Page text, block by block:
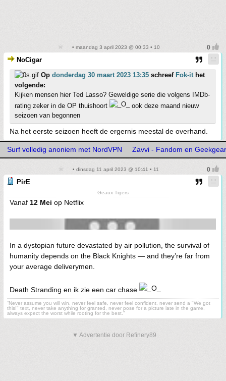
• maandag 3 april 2023 @ 00:33 • 10
NoCigar
Op donderdag 30 maart 2023 13:35 schreef Fok-it het
volgende:
Kijken mensen hier Ted Lasso? Geweldige serie die volgens IMDb-
rating zeker in de OP thuishoort
ook deze maand nieuw
seizoen van begonnen
Na het eerste seizoen heeft de ergernis meestal de overhand.
Surf volledig anoniem met NordVPN Zavvi - Fandom en Geekgear
• dinsdag 11 april 2023 @ 10:41 • 11
PirE
Geaux Tigers
Vanaf 12 Mei op Netflix
In a dystopian future devastated by air pollution, the survival of
humanity depends on the Black Knights — and they’re far from
your average deliverymen.
Death Stranding en ik zie een car chase
“Never assume you will win, never feel safe, never feel confident, never send a "We got
this!" text, never take anything for granted, never pose for a picture late in the game,
always expect the worst while rooting for the best.”
▼ Advertentie door Refinery89